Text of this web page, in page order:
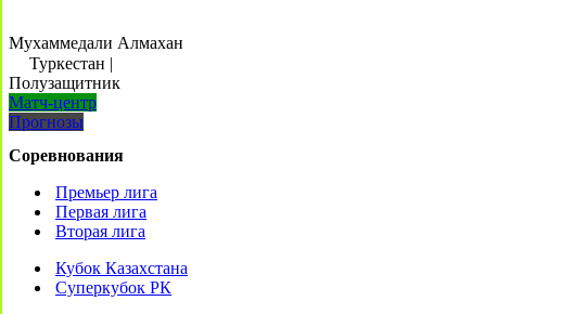
Мухаммедали Алмахан
Туркестан |
Полузащитник
Матч-центр
Прогнозы
Соревнования
Премьер лига
Первая лига
Вторая лига
Кубок Казахстана
Суперкубок РК